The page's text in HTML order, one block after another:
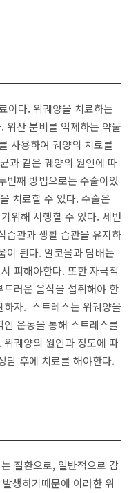
이다. 위궤양을 치료하는
위산 분비를 억제하는 약물
사용하여 궤양의 치료를
과 같은 궤양의 원인에 따
번째 방법으로는 수술이있
치료할 수 있다. 수술은
위해 시행할 수 있다. 세번
습관과 생활 습관을 유지하
이 된다. 알코올과 담배는
피해야한다. 또한 자극적
러운 음식을 섭취해야 한
하자. 스트레스는 위궤양을
운동을 통해 스트레스를
궤양의 원인과 정도에 따
담 후에 치료를 해야한다.
질환으로, 일반적으로 감
생하기때문에 이러한 위